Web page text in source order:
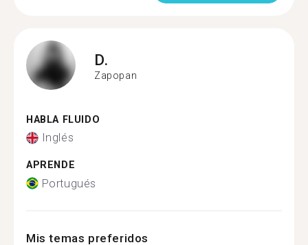
D.
Zapopan
HABLA FLUIDO
Inglés
APRENDE
Portugués
Mis temas preferidos